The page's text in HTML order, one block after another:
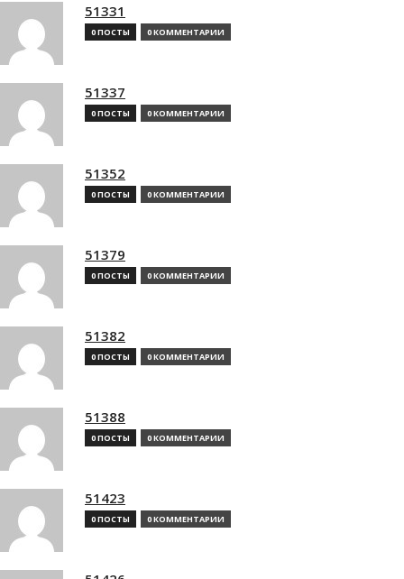
51331
0 ПОСТЫ 0 КОММЕНТАРИИ
51337
0 ПОСТЫ 0 КОММЕНТАРИИ
51352
0 ПОСТЫ 0 КОММЕНТАРИИ
51379
0 ПОСТЫ 0 КОММЕНТАРИИ
51382
0 ПОСТЫ 0 КОММЕНТАРИИ
51388
0 ПОСТЫ 0 КОММЕНТАРИИ
51423
0 ПОСТЫ 0 КОММЕНТАРИИ